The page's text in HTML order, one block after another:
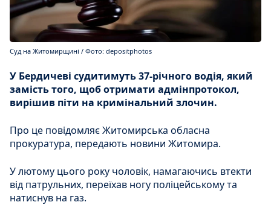
Суд на Житомирщині / Фото: depositphotos
У Бердичеві судитимуть 37-річного водія, який
замість того, щоб отримати адмінпротокол,
вирішив піти на кримінальний злочин.
Про це повідомляє Житомирська обласна
прокуратура, передають новини Житомира.
У лютому цього року чоловік, намагаючись втекти
від патрульних, переїхав ногу поліцейському та
натиснув на газ.